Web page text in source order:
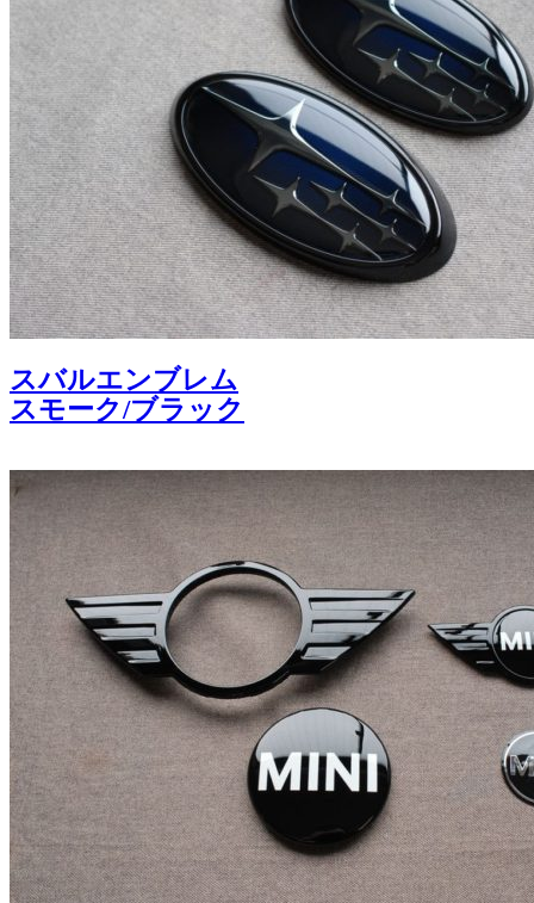
スバルエンブレム
スモーク/ブラック